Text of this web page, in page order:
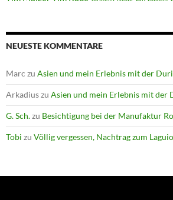
NEUESTE KOMMENTARE
Marc zu Asien und mein Erlebnis mit der
Arkadiuszu Asien und mein Erlebnis mit der
G. Sch.zu Besichtigung bei der Manufaktur
Tobi zu Völlig vergessen, Nachtrag zum